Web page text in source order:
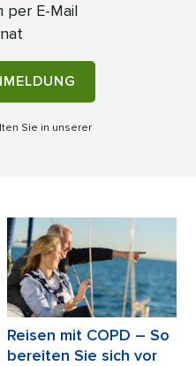
per E-Mail
Sie in unserer
Reisen mit COPD – So
bereiten Sie sich vor